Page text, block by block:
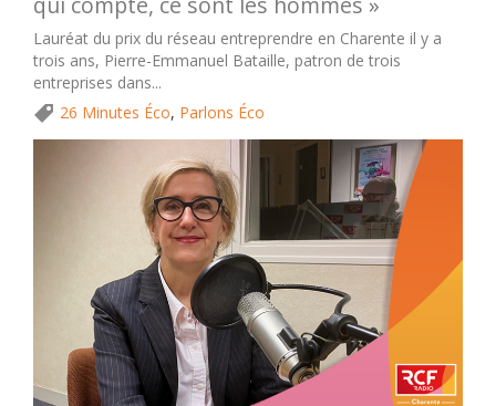
Lauréat du prix du réseau entreprendre en Charente il y a
trois ans, Pierre-Emmanuel Bataille, patron de trois
entreprises dans...
26 Minutes Éco, Parlons Éco